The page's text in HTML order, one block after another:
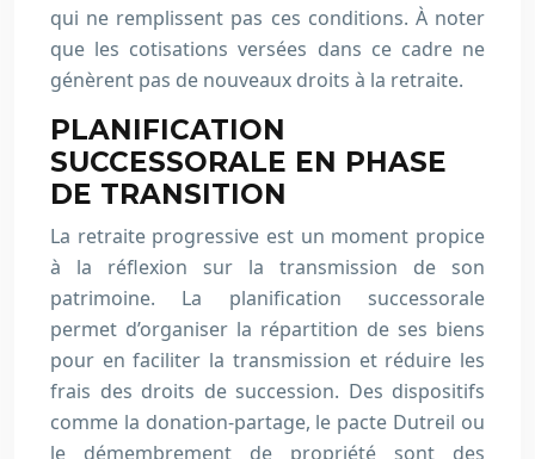
qui ne remplissent pas ces conditions. À noter
que les cotisations versées dans ce cadre ne
génèrent pas de nouveaux droits à la retraite.
PLANIFICATION
SUCCESSORALE EN PHASE
DE TRANSITION
La retraite progressive est un moment propice
à la réflexion sur la transmission de son
patrimoine. La planification successorale
permet d’organiser la répartition de ses biens
pour en faciliter la transmission et réduire les
frais des droits de succession. Des dispositifs
comme la donation-partage, le pacte Dutreil ou
le démembrement de propriété sont des